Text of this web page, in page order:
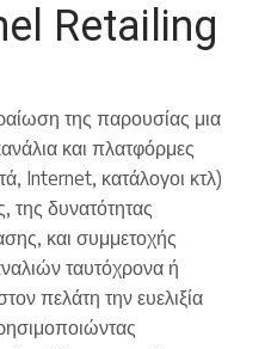
Retailing
της παρουσίας μια
και πλατφόρμες
Internet, κατάλογοι κτλ)
της δυνατότητας
και συμμετοχής
ταυτόχρονα ή
πελάτη την ευελιξία